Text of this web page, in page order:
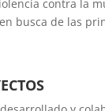
contra la
busca de las